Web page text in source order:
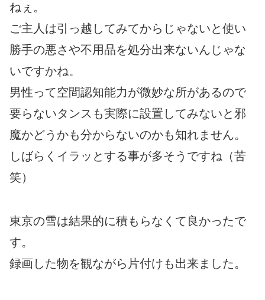
ねぇ。
ご主人は引っ越してみてからじゃないと使い
勝手の悪さや不用品を処分出来ないんじゃな
いですかね。
男性って空間認知能力が微妙な所があるので
要らないタンスも実際に設置してみないと邪
魔かどうかも分からないのかも知れません。
しばらくイラッとする事が多そうですね（苦
笑）
東京の雪は結果的に積もらなくて良かったで
す。
録画した物を観ながら片付けも出来ました。